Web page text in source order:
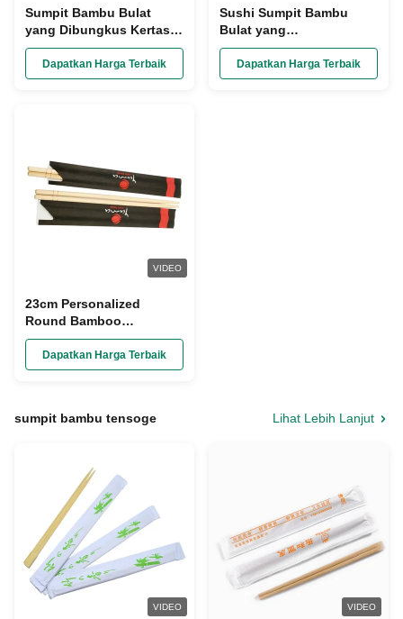
Sumpit Bambu Bulat
yang Dibungkus Kertas
Untuk Restoran
Dapatkan Harga Terbaik
Sushi Sumpit Bambu
Bulat yang
Dipersonalisasi
Dapatkan Harga Terbaik
VIDEO
23cm Personalized
Round Bamboo
Chopsticks Paper Wrap
Disposable
Dapatkan Harga Terbaik
sumpit bambu tensoge Lihat Lebih Lanjut
VIDEO VIDEO